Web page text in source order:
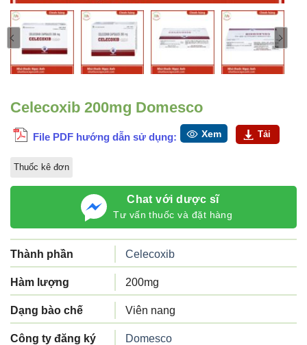
Chat với dược sĩ
Tư vấn thuốc và đặt hàng
Celecoxib 200mg Domesco
File PDF hướng dẫn sử dụng: Xem Tải
Thuốc kê đơn
Thành phần Celecoxib
Hàm lượng 200mg
Dạng bào chế Viên nang
Công ty đăng ký Domesco